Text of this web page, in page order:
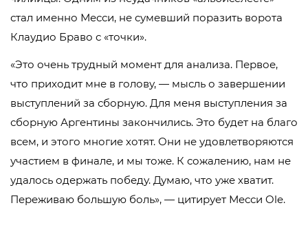
стал именно Месси, не сумевший поразить ворота
Клаудио Браво с «точки».
«Это очень трудный момент для анализа. Первое,
что приходит мне в голову, — мысль о завершении
выступлений за сборную. Для меня выступления за
сборную Аргентины закончились. Это будет на благо
всем, и этого многие хотят. Они не удовлетворяются
участием в финале, и мы тоже. К сожалению, нам не
удалось одержать победу. Думаю, что уже хватит.
Переживаю большую боль», — цитирует Месси Ole.